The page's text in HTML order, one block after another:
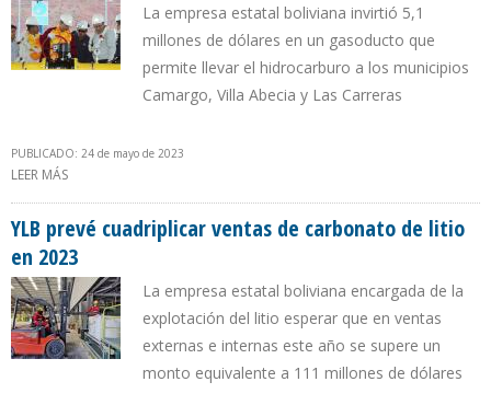
La empresa estatal boliviana invirtió 5,1
millones de dólares en un gasoducto que
permite llevar el hidrocarburo a los municipios
Camargo, Villa Abecia y Las Carreras
PUBLICADO: 24 de mayo de 2023
LEER MÁS
YLB prevé cuadriplicar ventas de carbonato de litio
en 2023
La empresa estatal boliviana encargada de la
explotación del litio esperar que en ventas
externas e internas este año se supere un
monto equivalente a 111 millones de dólares